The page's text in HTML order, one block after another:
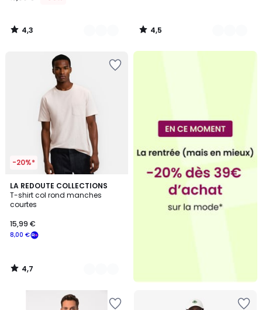
4,3
/
4,5
/
-20%*
LA REDOUTE COLLECTIONS
T-shirt col rond manches
courtes
8,00 €
15,99 €
4,7
/ 5
3
Couleurs
4,7
/